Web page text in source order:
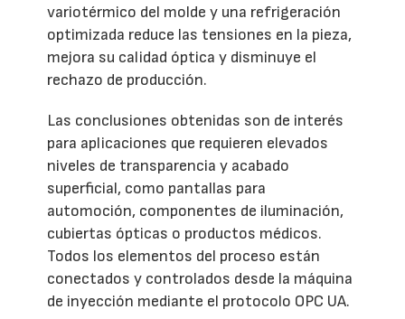
variotérmico del molde y una refrigeración
optimizada reduce las tensiones en la pieza,
mejora su calidad óptica y disminuye el
rechazo de producción.
Las conclusiones obtenidas son de interés
para aplicaciones que requieren elevados
niveles de transparencia y acabado
superficial, como pantallas para
automoción, componentes de iluminación,
cubiertas ópticas o productos médicos.
Todos los elementos del proceso están
conectados y controlados desde la máquina
de inyección mediante el protocolo OPC UA.